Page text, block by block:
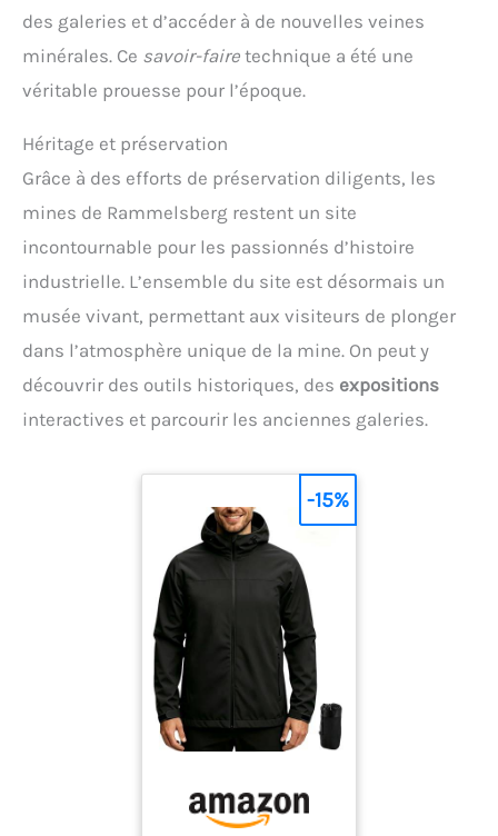
des galeries et d’accéder à de nouvelles veines
minérales. Ce savoir-faire technique a été une
véritable prouesse pour l’époque.
Héritage et préservation
Grâce à des efforts de préservation diligents, les
mines de Rammelsberg restent un site
incontournable pour les passionnés d’histoire
industrielle. L’ensemble du site est désormais un
musée vivant, permettant aux visiteurs de plonger
dans l’atmosphère unique de la mine. On peut y
découvrir des outils historiques, des expositions
interactives et parcourir les anciennes galeries.
-15%